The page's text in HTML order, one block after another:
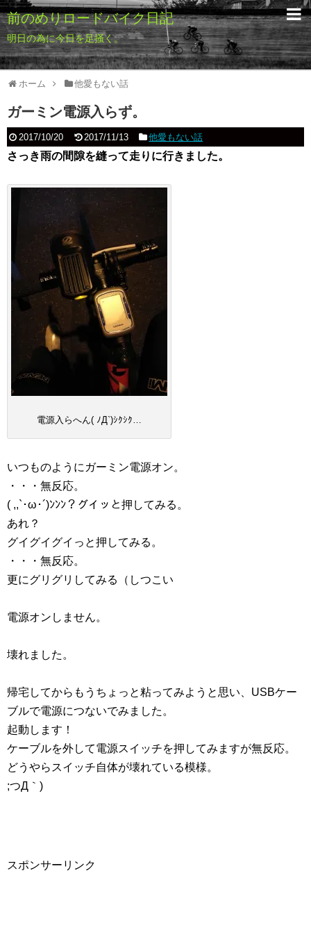
前のめりロードバイク日記
明日の為に今日を足掻く。
ホーム 他愛もない話
ガーミン電源入らず。
2017/10/20 2017/11/13 他愛もない話
さっき雨の間隙を縫って走りに行きました。
電源入らへん( ﾉД`)ｼｸｼｸ…
いつものようにガーミン電源オン。
・・・無反応。
( ,,`･ω･´)ﾝﾝﾝ？グイッと押してみる。
あれ？
グイグイグイっと押してみる。
・・・無反応。
更にグリグリしてみる（しつこい
電源オンしません。
壊れました。
帰宅してからもうちょっと粘ってみようと思い、USBケー
ブルで電源につないでみました。
起動します！
ケーブルを外して電源スイッチを押してみますが無反応。
どうやらスイッチ自体が壊れている模様。
;つД｀)
スポンサーリンク